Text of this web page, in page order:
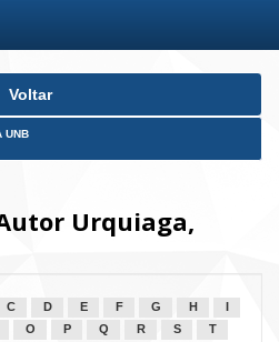
Voltar
UNB
Urquiaga,
C D E F G H
O P Q R S
T